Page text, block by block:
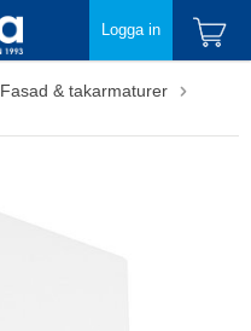
Logga in
Fasad & takarmaturer